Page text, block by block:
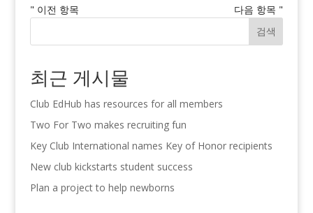
" 이전 항목
다음 항목 "
검색
최근 게시물
Club EdHub has resources for all members
Two For Two makes recruiting fun
Key Club International names Key of Honor recipients
New club kickstarts student success
Plan a project to help newborns